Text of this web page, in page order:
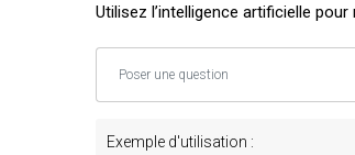
Utilisez l’intelligence artificielle
Exemple d'utilisation :